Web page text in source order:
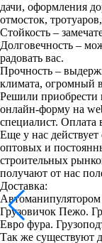
дачи, оформления
отмосток,
Стойкость –
Долговечность –
радовать вас.
Прочность –
климата, огромный
Решили приобрести
онлайн-форму на
специалист. Оплата
Еще у нас
оптовых и
строительных
получают от нас
Доставка:
Грузовичок Пежо.
Евро фура.
Так же существуют